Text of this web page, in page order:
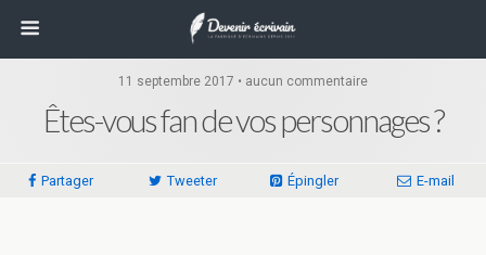
11 septembre 2017 • aucun commentaire
Êtes-vous fan de vos personnages ?
Partager Tweeter Épingler E-mail